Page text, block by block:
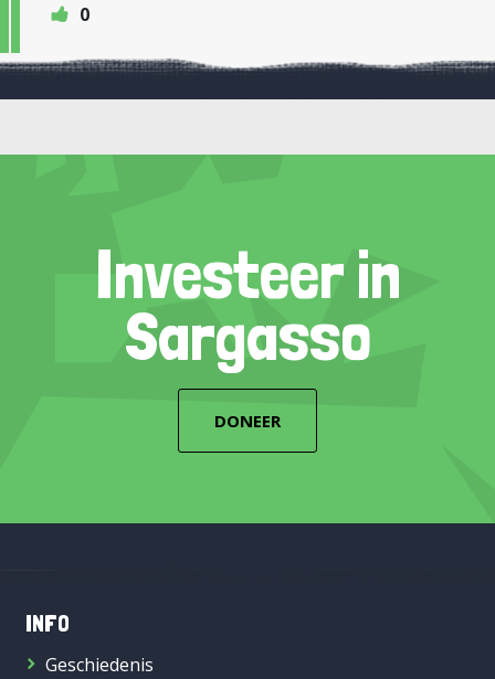
0
Investeer in
Sargasso
DONEER
INFO
Geschiedenis